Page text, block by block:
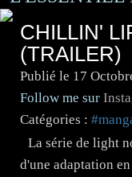
CHILLIN'
(TRAILER)
Publié le 17
Follow me sur
Catégories :
La série de light
d'une adaptation